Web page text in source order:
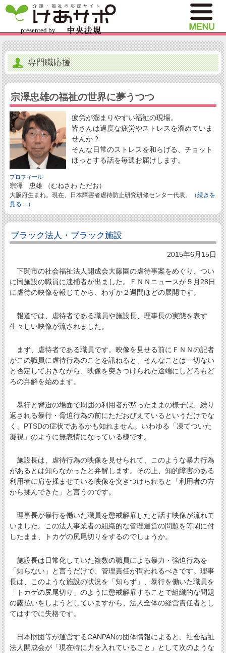
専門職応援
宗澤忠雄の福祉の世界に夢うつつ
疲労が溜まりやすい福祉の現場。
皆さんは過度な疲労やストレスを溜めていま
せんか？
そんな日常のストレスを和らげる、チョット
ほっとする話を毎週お届けします。
プロフィール
宗澤 忠雄 （むねさわ ただお）
大阪府生まれ。現在、日本障害者虐待防止研究研修センター代表。
（続きを
見る…）
ブラック法人・ブラック施設
2015年6月15日
下関市の社会福祉法人開成会大藤園の虐待事案をめぐり、つい
に同施設の職員に逮捕者が出ました。ＦＮＮニュースが５月28日
に虐待の映像を報じてから、わずか２週間ほどの展開です。
報道では、虐待者である職員や施設長、理事長の実態を表す
生々しい映像が流されました。
まず、虐待者である職員です。映像を見せる前にＦＮＮの記者
がこの職員に虐待行為のことを訊ねると、そんなことは一切ない
と否定しておきながら、映像を突きつけられた途端にしどろもど
ろの弁解を始めます。
暴行と脅迫の場面で周囲の利用者が黙ったままの様子は、繰り
返される暴行・脅迫行為の前にただおびえているというだけでな
く、PTSDの症状であるかも知れません。いわゆる「凍てついた
凝視」のように無表情になっている様です。
施設長は、虐待行為の映像を見せられて、このような暴力行為
があるとは知らなかったと弁解します。その上、知的障害のある
利用者に肩を揉ませている映像を突きつけられると「利用者の方
から揉んできた」と言うのです。
理事長が暴行を働いた職員を懲戒解雇したと話す映像が流れて
いました。この法人事業者の組織的な管理運営の問題を等閑に付
したまま、トカゲの尻尾切りをするのでしょうか。
施設長は日常化していた複数の職員による暴力・強迫行為を
「知らない」と言うだけで、管理責任が問われるべきです。理事
長は、このような施設の状況を「知らず」、暴行を働いた職員を
「トカゲの尻尾切り」のように懲戒解雇することで組織的な問題
の露払いをしようとしていますから、法人全体の経営責任者とし
てはすでに失格です。
日本財団等が運営するCANPANの団体情報によると、社会福祉
法人開成会が「現在特に力を入れていること」として次のような